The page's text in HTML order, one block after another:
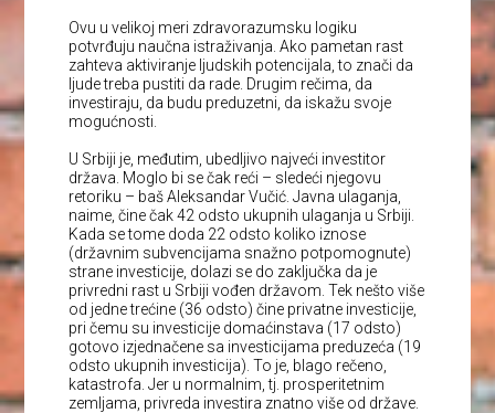
Ovu u velikoj meri zdravorazumsku logiku
potvrđuju naučna istraživanja. Ako pametan rast
zahteva aktiviranje ljudskih potencijala, to znači da
ljude treba pustiti da rade. Drugim rečima, da
investiraju, da budu preduzetni, da iskažu svoje
mogućnosti.
U Srbiji je, međutim, ubedljivo najveći investitor
država. Moglo bi se čak reći – sledeći njegovu
retoriku – baš Aleksandar Vučić. Javna ulaganja,
naime, čine čak 42 odsto ukupnih ulaganja u Srbiji.
Kada se tome doda 22 odsto koliko iznose
(državnim subvencijama snažno potpomognute)
strane investicije, dolazi se do zaključka da je
privredni rast u Srbiji vođen državom. Tek nešto više
od jedne trećine (36 odsto) čine privatne investicije,
pri čemu su investicije domaćinstava (17 odsto)
gotovo izjednačene sa investicijama preduzeća (19
odsto ukupnih investicija). To je, blago rečeno,
katastrofa. Jer u normalnim, tj. prosperitetnim
zemljama, privreda investira znatno više od države.